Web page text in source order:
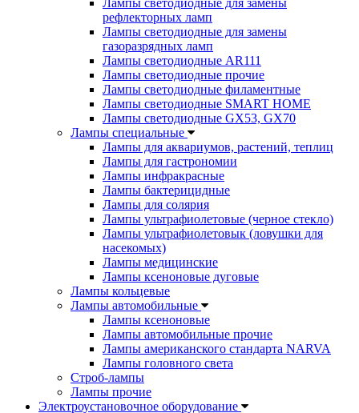
Лампы светодиодные для замены
рефлекторных ламп
Лампы светодиодные для замены
газоразрядных ламп
Лампы светодиодные AR111
Лампы светодиодные прочие
Лампы светодиодные филаментные
Лампы светодиодные SMART HOME
Лампы светодиодные GX53, GX70
Лампы специальные
Лампы для аквариумов, растений, теплиц
Лампы для гастрономии
Лампы инфракрасные
Лампы бактерицидные
Лампы для солярия
Лампы ультрафиолетовые (черное стекло)
Лампы ультрафиолетовык (ловушки для
насекомых)
Лампы медицинские
Лампы ксеноновые дуговые
Лампы кольцевые
Лампы автомобильные
Лампы ксеноновые
Лампы автомобильные прочие
Лампы американского стандарта NARVA
Лампы головного света
Строб-лампы
Лампы прочие
Электроустановочное оборудование